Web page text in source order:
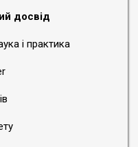
досвід
і практика